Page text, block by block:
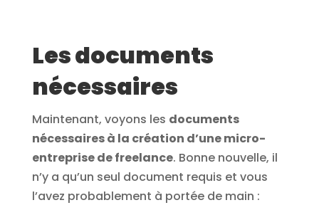
Les documents
nécessaires
Maintenant, voyons les documents
nécessaires à la création d’une micro-
entreprise de freelance. Bonne nouvelle, il
n’y a qu’un seul document requis et vous
l’avez probablement à portée de main :